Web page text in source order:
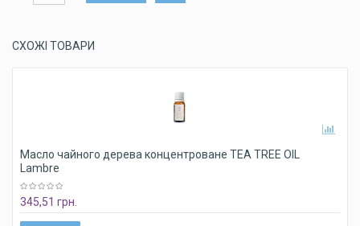
СХОЖІ ТОВАРИ
Масло чайного дерева концентроване TEA TREE OIL
Lambre
345,51 грн.